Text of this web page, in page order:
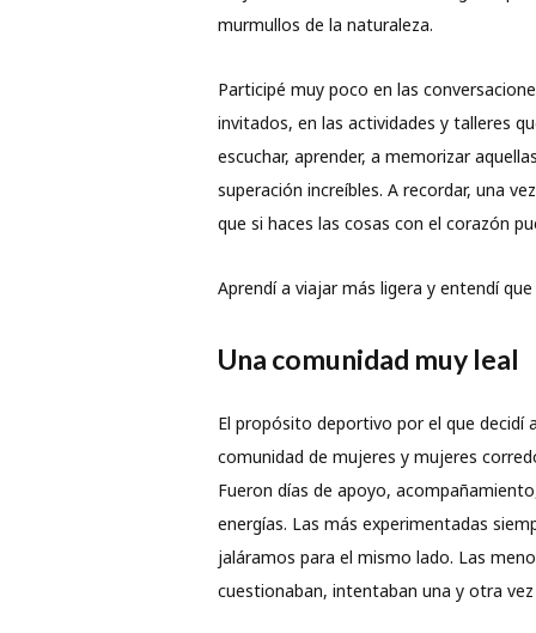
murmullos de la naturaleza.
Participé muy poco en las
invitados, en las actividades y talleres
escuchar, aprender, a memorizar
superación increíbles. A recordar, una
que si haces las cosas con el corazón
Aprendí a viajar más ligera y entendí
Una comunidad muy leal
El propósito deportivo por el que decidí
comunidad de mujeres y mujeres
Fueron días de apoyo,
energías. Las más experimentadas
jaláramos para el mismo lado. Las
cuestionaban, intentaban una y otra